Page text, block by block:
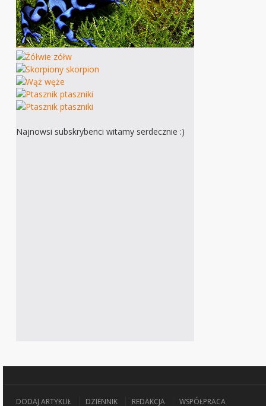
Najnowsi subskrybenci witamy serdecznie :)
DODAJ ARTYKUŁ DZIENNIK REDAKCJA WSPÓŁPRACA